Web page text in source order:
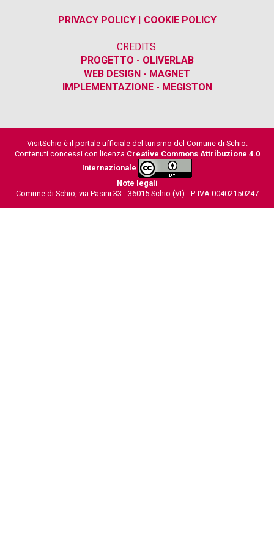
PRIVACY POLICY| COOKIE POLICY
CREDITS:
PROGETTO - OLIVERLAB
WEB DESIGN - MAGNET
IMPLEMENTAZIONE - MEGISTON
VisitSchio è il portale ufficiale del turismo del Comune di Schio.
Contenuti concessi con licenza Creative Commons Attribuzione 4.0
Internazionale
Note legali
Comune di Schio, via Pasini 33 - 36015 Schio (VI) - P. IVA 00402150247